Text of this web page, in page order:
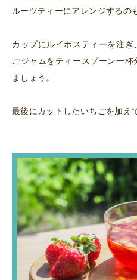
ルーツティーにアレンジするの
カップにルイボスティーを注
ごジャムをティースプーン一
ましょう。
最後にカットしたいちごを加え